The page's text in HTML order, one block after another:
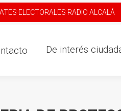
ELECTORALES RADIO ALCALÁ
De interés
De interés ciudadano